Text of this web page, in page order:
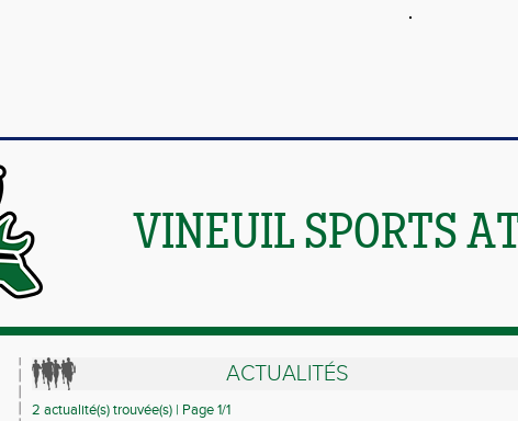
VINEUIL SPORTS
ACTUALITÉS
2 actualité(s) trouvée(s) | Page 1/1